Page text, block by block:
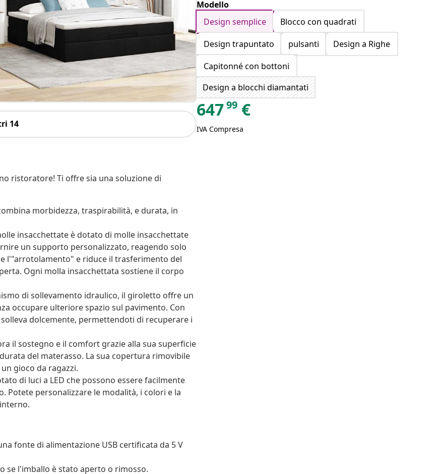
14
ristoratore! Ti offre sia una soluzione di
morbidezza, traspirabilità, e durata, in
insacchettate è dotato di molle insacchettate
un supporto personalizzato, reagendo solo
l'"arrotolamento" e riduce il trasferimento del
Ogni molla insacchettata sostiene il corpo
di sollevamento idraulico, il giroletto offre un
occupare ulteriore spazio sul pavimento. Con
dolcemente, permettendoti di recuperare i
il sostegno e il comfort grazie alla sua superficie
del materasso. La sua copertura rimovibile
gioco da ragazzi.
di luci a LED che possono essere facilmente
Potete personalizzare le modalità, i colori e la
fonte di alimentazione USB certificata da 5 V
se l'imballo è stato aperto o rimosso.
Modello
Design semplice
Blocco con quadrati
Design trapuntato
pulsanti
Design a Righe
Capitonné con bottoni
Design a blocchi diamantati
64799 €
IVA Compresa